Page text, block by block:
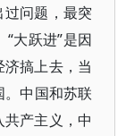
问题，最突
大跃进”是因
搞上去，当
中国和苏联
产主义，中